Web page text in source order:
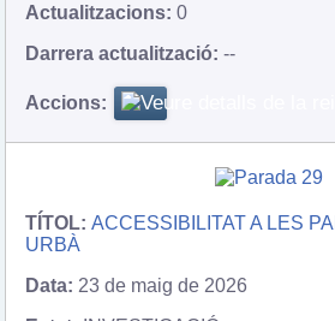
0
--
ACCESSIBILITAT A LES
URBÀ
23 de maig de 2026